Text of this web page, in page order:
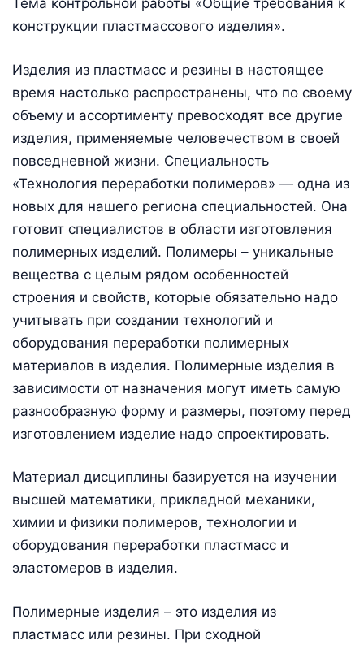
Тема контрольной работы «Общие требования к
конструкции пластмассового изделия».
Изделия из пластмасс и резины в настоящее
время настолько распространены, что по своему
объему и ассортименту превосходят все другие
изделия, применяемые человечеством в своей
повседневной жизни. Специальность
«Технология переработки полимеров» — одна из
новых для нашего региона специальностей. Она
готовит специалистов в области изготовления
полимерных изделий. Полимеры – уникальные
вещества с целым рядом особенностей
строения и свойств, которые обязательно надо
учитывать при создании технологий и
оборудования переработки полимерных
материалов в изделия. Полимерные изделия в
зависимости от назначения могут иметь самую
разнообразную форму и размеры, поэтому перед
изготовлением изделие надо спроектировать.
Материал дисциплины базируется на изучении
высшей математики, прикладной механики,
химии и физики полимеров, технологии и
оборудования переработки пластмасс и
эластомеров в изделия.
Полимерные изделия – это изделия из
пластмасс или резины. При сходной